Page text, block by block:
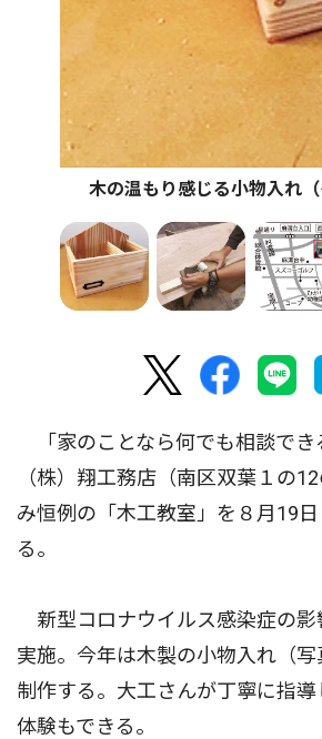
木の温もり感じる小物入れ（
「家のことなら何でも相談でき
（株）翔工務店（南区双葉１の
み恒例の「木工教室」を８月19
る。
新型コロナウイルス感染症の影
実施。今年は木製の小物入れ（
制作する。大工さんが丁寧に指
体験もできる。